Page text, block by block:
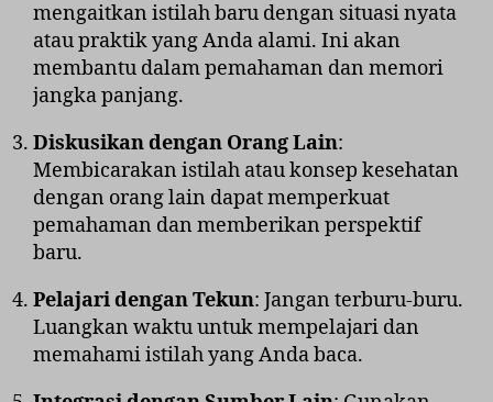
mengaitkan istilah baru dengan situasi nyata
atau praktik yang Anda alami. Ini akan
membantu dalam pemahaman dan memori
jangka panjang.
Diskusikan dengan Orang Lain:
Membicarakan istilah atau konsep kesehatan
dengan orang lain dapat memperkuat
pemahaman dan memberikan perspektif
baru.
Pelajari dengan Tekun: Jangan terburu-buru.
Luangkan waktu untuk mempelajari dan
memahami istilah yang Anda baca.